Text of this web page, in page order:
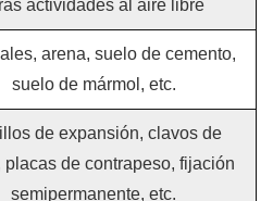
actividades al aire libre
arena, suelo de cemento,
suelo de mármol, etc.
de expansión, clavos de
placas de contrapeso, fijación
semipermanente, etc.